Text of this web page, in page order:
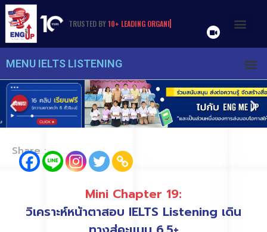
TRUSTED BY10+ LEADING ORGANI
MENU IELTS LISTENING
Share :
Mini Chapter 19:
วิเคราะห์หน้าตาสอบ IELTS Listening เดิน